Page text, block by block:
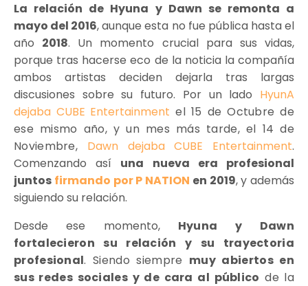
La relación de Hyuna y Dawn se remonta a
mayo del 2016, aunque esta no fue pública hasta el
año 2018. Un momento crucial para sus vidas,
porque tras hacerse eco de la noticia la compañía
ambos artistas deciden dejarla tras largas
discusiones sobre su futuro. Por un lado HyunA
dejaba CUBE Entertainment el 15 de Octubre de
ese mismo año, y un mes más tarde, el 14 de
Noviembre, Dawn dejaba CUBE Entertainment.
Comenzando así una nueva era profesional
juntos firmando por P NATION en 2019, y además
siguiendo su relación.
Desde ese momento, Hyuna y Dawn
fortalecieron su relación y su trayectoria
profesional. Siendo siempre muy abiertos en
sus redes sociales y de cara al público de la